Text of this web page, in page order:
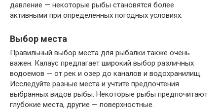
давление — некоторые рыбы становятся более
активными при определенных погодных условиях.
Выбор места
Правильный выбор места для рыбалки также очень
важен. Калаус предлагает широкий выбор различных
водоемов — от рек и озер до каналов и водохранилищ.
Исследуйте разные места и учтите предпочтения
выбранных видов рыбы. Некоторые рыбы предпочитают
глубокие места, другие — поверхностные.